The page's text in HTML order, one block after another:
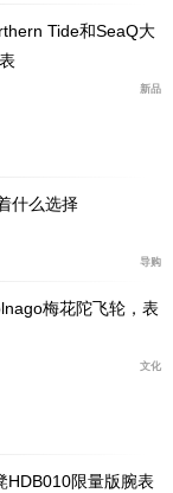
2026”特别版腕
的性能，成为欧
为日常佩戴的奢
这款腕表都展现
奥会的激情与欧
独一无二的腕间
Tide和SeaQ大
新品
什么选择
导购
梅花陀飞轮，表
文化
HDB010限量版腕表